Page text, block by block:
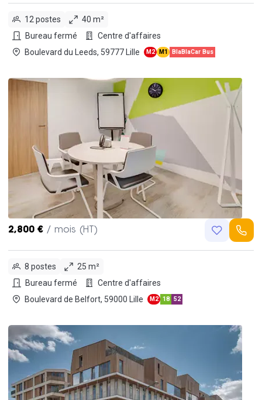
12 postes
40 m²
Bureau fermé
Centre d'affaires
Boulevard du Leeds, 59777 Lille
M2 M1 BlaBlaCar Bus
2,800 € / mois (HT)
8 postes
25 m²
Bureau fermé
Centre d'affaires
Boulevard de Belfort, 59000 Lille
M2 18 52